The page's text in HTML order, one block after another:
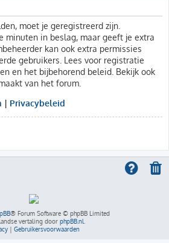
moet je geregistreerd zijn.
minuten in beslag, maar geeft je extra
kan ook extra permissies
gebruikers. Lees voor registratie
en het bijbehorend beleid. Bekijk ook
van het forum.
| Privacybeleid
® Forum Software © phpBB Limited
vertaling door phpBB.nl
| Gebruikersvoorwaarden